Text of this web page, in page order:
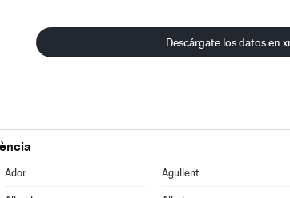
Descárgate los datos en
Ador Agullent